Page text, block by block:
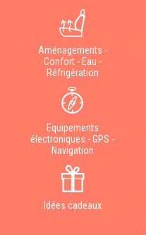
Aménagements -
Confort - Eau -
Réfrigération
Equipements
électroniques - GPS -
Navigation
Idées cadeaux